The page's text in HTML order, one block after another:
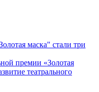
маска" стали три
премии «Золотая
театрального